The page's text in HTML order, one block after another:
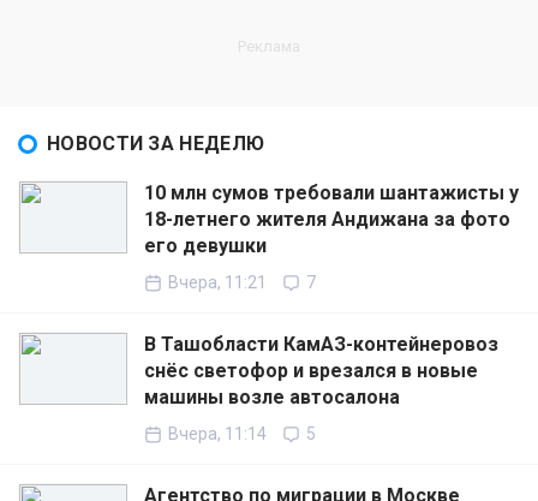
НОВОСТИ ЗА НЕДЕЛЮ
10 млн сумов требовали шантажисты у
18-летнего жителя Андижана за фото
его девушки
Вчера, 11:21 7
В Ташобласти КамАЗ-контейнеровоз
снёс светофор и врезался в новые
машины возле автосалона
Вчера, 11:14 5
Агентство по миграции в Москве